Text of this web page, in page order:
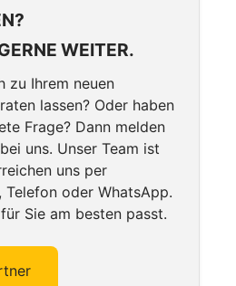
WEITER.
zu Ihrem neuen
lassen? Oder haben
Frage? Dann melden
uns. Unser Team ist
uns per
Telefon oder WhatsApp.
Sie am besten passt.